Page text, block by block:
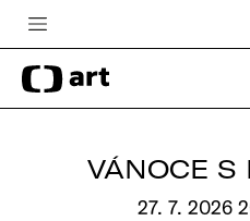
Česká televize
Zpravodajství
VÁNOCE S
27. 7. 2026